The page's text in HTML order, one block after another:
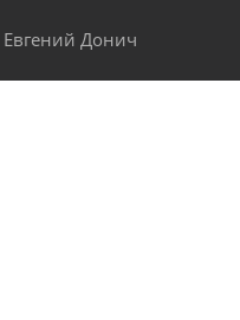
Евгений Донич